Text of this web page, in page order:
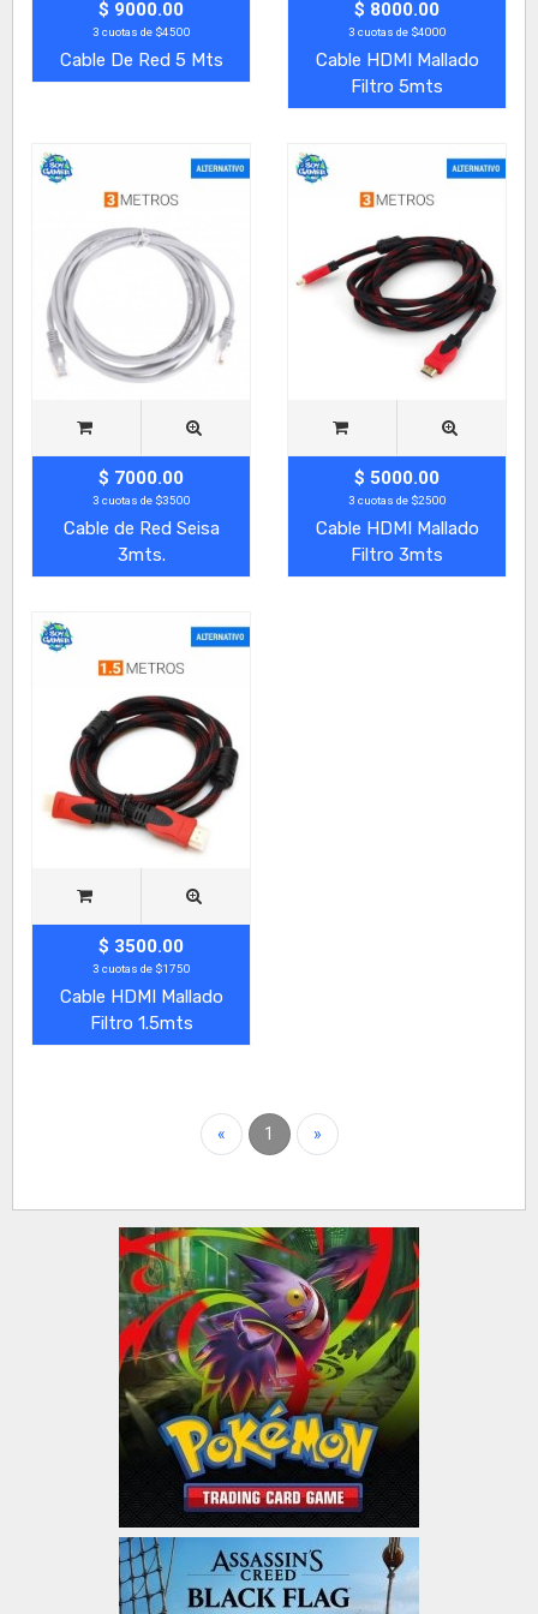
$ 9000.00
3 cuotas de $4500
Cable De Red 5 Mts
$ 8000.00
3 cuotas de $4000
Cable HDMI Mallado
Filtro 5mts
$ 7000.00
3 cuotas de $3500
Cable de Red Seisa
3mts.
$ 5000.00
3 cuotas de $2500
Cable HDMI Mallado
Filtro 3mts
$ 3500.00
3 cuotas de $1750
Cable HDMI Mallado
Filtro 1.5mts
« 1 »